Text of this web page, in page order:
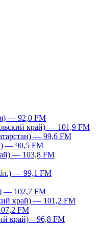
— 92,0 FM
край) — 101,9 FM
— 99,6 FM
— 90,5 FM
— 103,8 FM
— 99,1 FM
— 102,7 FM
край) — 101,2 FM
FM
край) – 96,8 FM